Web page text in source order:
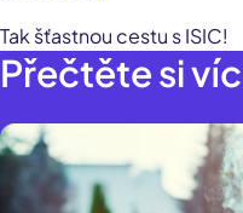
Tak šťastnou cestu s ISIC!
Přečtěte si